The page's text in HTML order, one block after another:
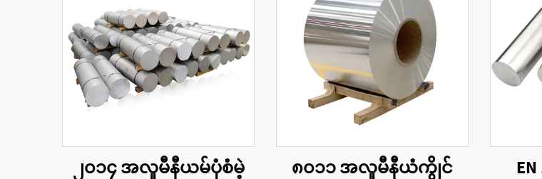
၂၀၁၄ အလူမီနီယမ်ပုံစံမဲ့
၈၀၁၁ အလူမီနီယံကွိုင်